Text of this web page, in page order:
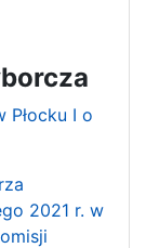
Płocku I o
2021 r. w